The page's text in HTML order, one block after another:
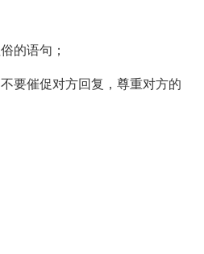
的语句；
催促对方回复，尊重对方的